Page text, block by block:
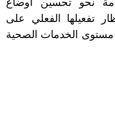
نحو تحسين أوضاع
تفعيلها الفعلي على
الخدمات الصحية